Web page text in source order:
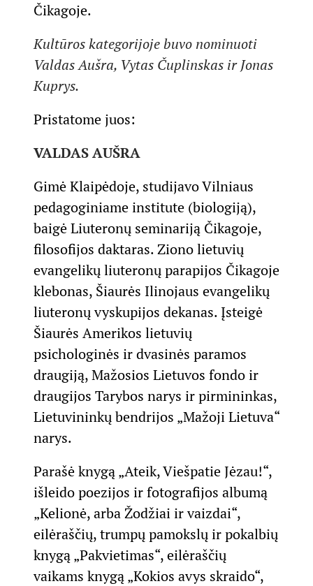
Čikagoje.
Kultūros kategorijoje buvo nominuoti
Valdas Aušra, Vytas Čuplinskas ir Jonas
Kuprys.
Pristatome juos:
VALDAS AUŠRA
Gimė Klaipėdoje, studijavo Vilniaus
pedagoginiame institute (biologiją),
baigė Liuteronų seminariją Čikagoje,
filosofijos daktaras. Ziono lietuvių
evangelikų liuteronų parapijos Čikagoje
klebonas, Šiaurės Ilinojaus evangelikų
liuteronų vyskupijos dekanas. Įsteigė
Šiaurės Amerikos lietuvių
psichologinės ir dvasinės paramos
draugiją, Mažosios Lietuvos fondo ir
draugijos Tarybos narys ir pirmininkas,
Lietuvininkų bendrijos „Mažoji Lietuva“
narys.
Parašė knygą „Ateik, Viešpatie Jėzau!“,
išleido poezijos ir fotografijos albumą
„Kelionė, arba Žodžiai ir vaizdai“,
eilėraščių, trumpų pamokslų ir pokalbių
knygą „Pakvietimas“, eilėraščių
vaikams knygą „Kokios avys skraido“,